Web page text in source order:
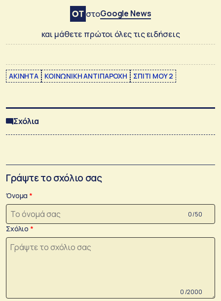
στοGoogle News
και μάθετε πρώτοι όλες τις ειδήσεις
ΑΚΙΝΗΤΑ ΚΟΙΝΩΝΙΚΗ ΑΝΤΙΠΑΡΟΧΗ ΣΠΙΤΙ ΜΟΥ 2
Σχόλια
Γράψτε το σχόλιο σας
Όνομα
0 /50
Σχόλιο
0 /2000